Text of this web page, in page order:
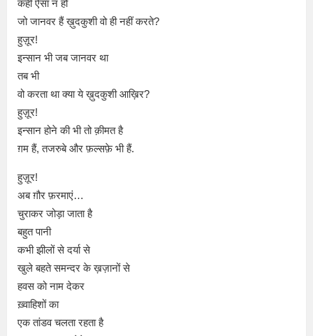
कहीं ऐसा न हो
जो जानवर हैं ख़ुदकुशी वो ही नहीं करते?
हुज़ूर!
इन्सान भी जब जानवर था
तब भी
वो करता था क्या ये ख़ुदकुशी आख़िर?
हुज़ूर!
इन्सान होने की भी तो क़ीमत है
ग़म हैं, तजरुबे और फ़ल्सफ़े भी हैं.
हुज़ूर!
अब ग़ौर फ़रमाएं…
चुराकर जोड़ा जाता है
बहुत पानी
कभी झीलों से द​र्या से
खुले बहते समन्दर के ख़ज़ानों से
हवस को नाम देकर
ख़्वाहिशों का
एक तांडव चलता रहता है